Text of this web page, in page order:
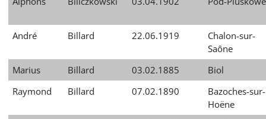
André Billard 22.06.1919
Chalon-sur-
Saône
Marius
Billard 03.02.1885
Biol
Raymond
Billard 07.02.1890
Bazoches-sur-
Hoëne